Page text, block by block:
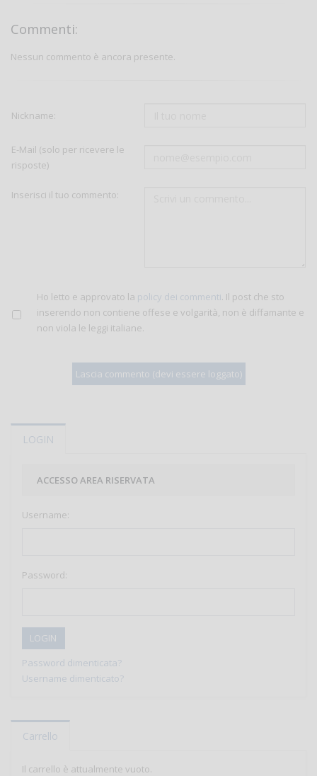
LOGIN
ACCESSO AREA RISERVATA
Username:
Password:
LOGIN
Password dimenticata?
Username dimenticato?
Carrello
Il carrello è attualmente vuoto.
Commenti:
Nessun commento è ancora presente.
Nickname:
E-Mail (solo per ricevere le
risposte)
Inserisci il tuo commento:
Ho letto e approvato la policy dei commenti. Il post che sto
inserendo non contiene offese e volgarità, non è diffamante e
non viola le leggi italiane.